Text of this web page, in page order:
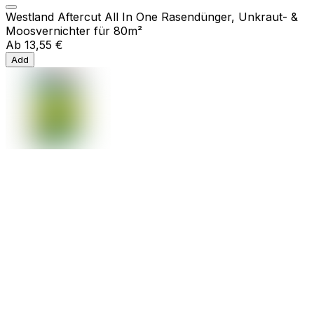
Westland Aftercut All In One Rasendünger, Unkraut- &
Moosvernichter für 80m²
Ab 13,55 €
Add